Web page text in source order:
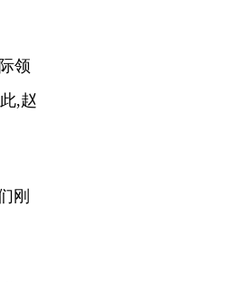
领
,赵
刚